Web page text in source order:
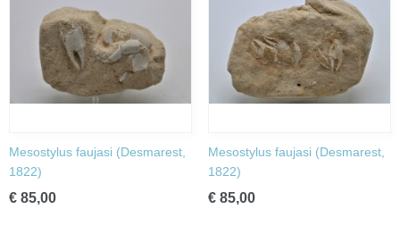
Mesostylus faujasi (Desmarest,
1822)
€ 85,00
Mesostylus faujasi (Desmarest,
1822)
€ 85,00